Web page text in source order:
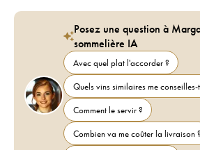
Posez une question à
sommelière IA
Avec quel plat l'accorder ?
Quels vins similaires me conseilles-
Comment le servir ?
Combien va me coûter la livraison ?